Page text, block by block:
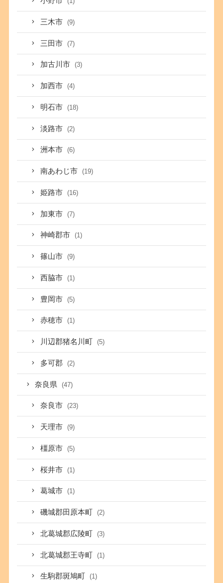
三木市 (9)
三田市 (7)
加古川市 (3)
加西市 (4)
明石市 (18)
淡路市 (2)
洲本市 (6)
南あわじ市 (19)
姫路市 (16)
加東市 (7)
神崎郡市 (1)
篠山市 (9)
西脇市 (1)
豊岡市 (5)
赤穂市 (1)
川辺郡猪名川町 (5)
多可郡 (2)
奈良県 (47)
奈良市 (23)
天理市 (9)
橿原市 (5)
桜井市 (1)
葛城市 (1)
磯城郡田原本町 (2)
北葛城郡広陵町 (3)
北葛城郡王寺町 (1)
生駒郡斑鳩町 (1)